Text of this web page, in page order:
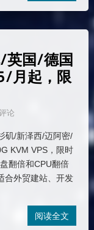
英国/德国
月起，限
论
矶/新泽西/迈阿密/
KVM VPS，限时
翻倍和CPU翻倍
合外贸建站、开发
阅读全文